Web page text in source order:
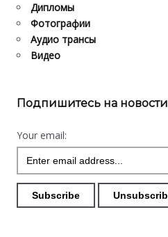
Дипломы
Фотографии
Аудио трансы
Видео
Подпишитесь на новости
Your email: